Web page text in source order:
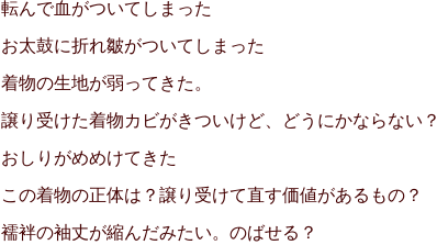
転んで血がついてしまった
お太鼓に折れ皺がついてしまった
着物の生地が弱ってきた。
譲り受けた着物カビがきついけど、どうにかならない？
​おしりがめめけてきた
​この着物の正体は？譲り受けて直す価値があるもの？
襦袢の袖丈が縮んだみたい。のばせる？